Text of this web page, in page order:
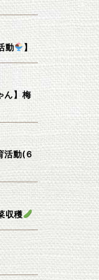
動 】
ん】梅
活動(６
収穫